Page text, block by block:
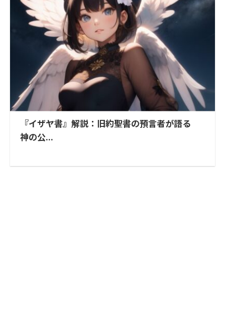
『イザヤ書』解説：旧約聖書の預言者が語る
神の公...